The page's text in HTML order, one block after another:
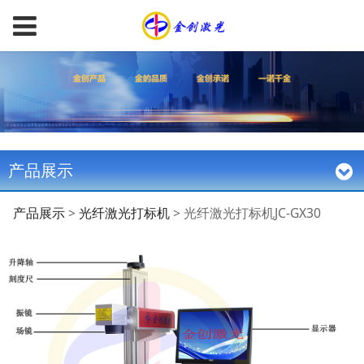
产品展示
光纤激光打标机JC-
GX30
产品展示> 光纤激光打标机> 光纤激光打标机JC-GX30